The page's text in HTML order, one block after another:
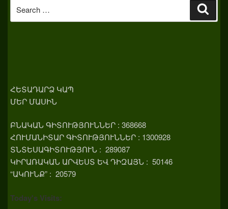
for:
ՀԵՏԱԴԱՐՁ ԿԱՊ
ՄԵՐ ՄԱՍԻՆ
ԲՆԱԿԱՆ ԳԻՏՈՒԹՅՈՒՆՆԵՐ : 368668
ՀՈՒՄԱՆԻՏԱՐ ԳԻՏՈՒԹՅՈՒՆՆԵՐ : 1300928
ՏՆՏԵՍԱԳԻՏՈՒԹՅՈՒՆ : 289087
ԿԻՐԱՌԱԿԱՆ ԱՐՎԵՍՏ ԵՎ ԴԻԶԱՅՆ : 50146
“ԱԿՈՒՆՔ” : 20579
Today's Visits: